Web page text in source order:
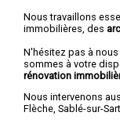
Nous travaillons
immobilières, des
N'hésitez pas à
sommes à votre
rénovation
Nous intervenons
Flèche, Sablé-sur-